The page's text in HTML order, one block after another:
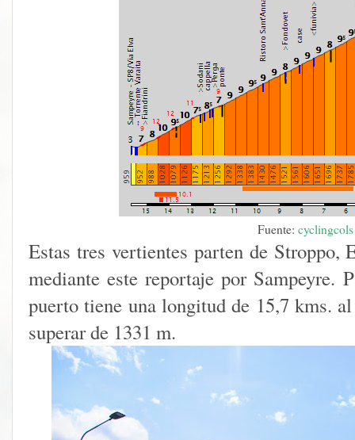
Fuente: cyclingcols
Estas tres vertientes parten de Stroppo,
mediante este reportaje por Sampeyre.
puerto tiene una longitud de 15,7 kms.
superar de 1331 m.